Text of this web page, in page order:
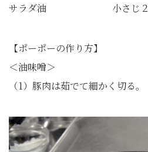
サラダ油 小さじ２
【ポーポーの作り方】
＜油味噌＞
（1）豚肉は茹でて細かく切る。